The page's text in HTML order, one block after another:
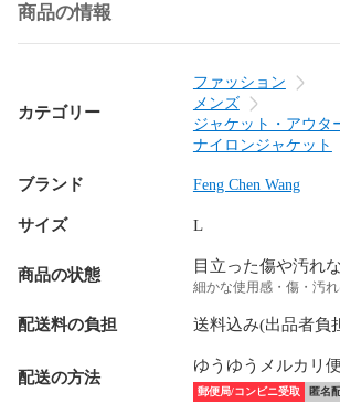
商品の情報
カテゴリー
ファッション
メンズ
ジャケット・アウタ
ナイロンジャケット
ブランド Feng Chen Wang
サイズ L
商品の状態 目立った傷や汚れ
細かな使用感・傷・汚
配送料の負担 送料込み(出品者負
配送の方法
ゆうゆうメルカリ便
郵便局/コンビニ受取 匿名